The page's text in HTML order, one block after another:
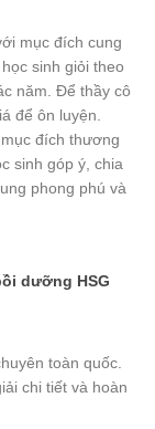
mục đích cung
sinh giỏi theo
năm. Để thầy cô
để ôn luyện.
đích thương
sinh góp ý, chia
phong phú và
dưỡng HSG
toàn quốc.
chi tiết và hoàn